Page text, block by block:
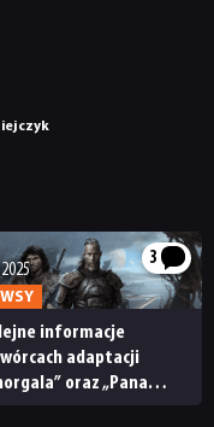
3
informacje
adaptacji
oraz „Pana